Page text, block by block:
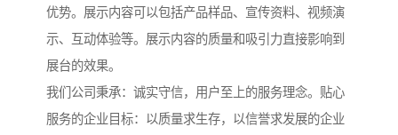
优势。展示内容可以包括产品样品、宣传资料、视频演
示、互动体验等。展示内容的质量和吸引力直接影响到
展台的效果。
我们公司秉承：诚实守信，用户至上的服务理念。贴心
服务的企业目标：以质量求生存，以信誉求发展的企业